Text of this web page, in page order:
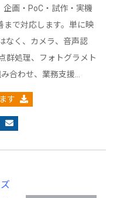
企画・PoC・試作・実機
まで対応します。単に映
なく、カメラ、音声認
群処理、フォトグラメト
合わせ、業務支援…
す